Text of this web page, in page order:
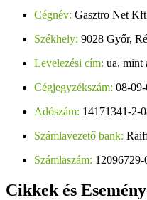
Cégnév: Gasztro Net
Székhely: 9028 Győr,
Levelezési cím: ua. mint
Cégjegyzékszám: 08-
Adószám: 14171341-2-
Számlavezető bank:
Számlaszám:
Cikkek és